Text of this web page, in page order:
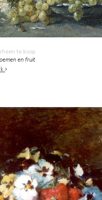
te koop
en fruit